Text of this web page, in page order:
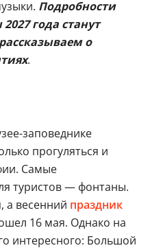
Подробности
года станут
о
.
заповеднике
прогуляться и
Самые
туристов — фонтаны.
а весенний праздник
16 мая. Однако на
интересного: Большой